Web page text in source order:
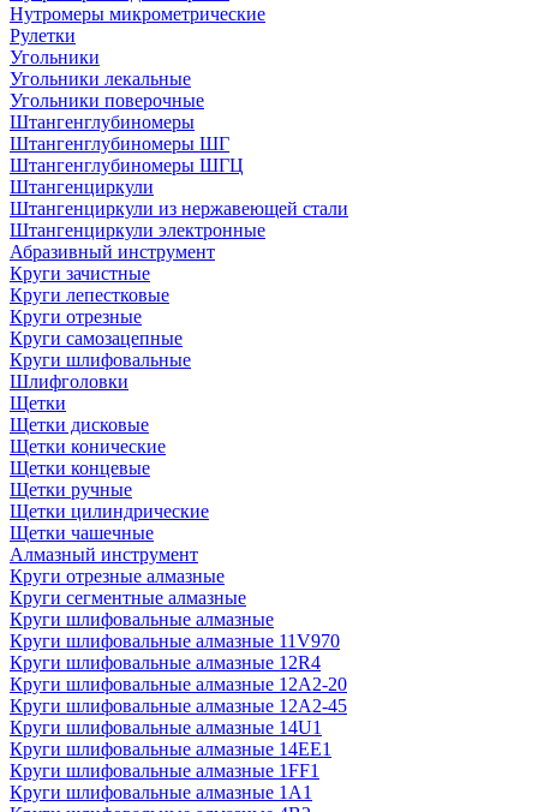
Нутромеры микрометрические
Рулетки
Угольники
Угольники лекальные
Угольники поверочные
Штангенглубиномеры
Штангенглубиномеры ШГ
Штангенглубиномеры ШГЦ
Штангенциркули
Штангенциркули из нержавеющей стали
Штангенциркули электронные
Абразивный инструмент
Круги зачистные
Круги лепестковые
Круги отрезные
Круги самозацепные
Круги шлифовальные
Шлифголовки
Щетки
Щетки дисковые
Щетки конические
Щетки концевые
Щетки ручные
Щетки цилиндрические
Щетки чашечные
Алмазный инструмент
Круги отрезные алмазные
Круги сегментные алмазные
Круги шлифовальные алмазные
Круги шлифовальные алмазные 11V970
Круги шлифовальные алмазные 12R4
Круги шлифовальные алмазные 12А2-20
Круги шлифовальные алмазные 12А2-45
Круги шлифовальные алмазные 14U1
Круги шлифовальные алмазные 14ЕЕ1
Круги шлифовальные алмазные 1FF1
Круги шлифовальные алмазные 1А1